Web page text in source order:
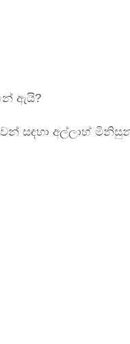
ඇයි?
සඳහා අල්ලාහ්